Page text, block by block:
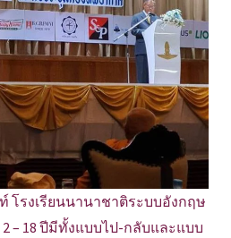
โรงเรียนนานาชาติระบบอังกฤษ
– 18 ปีมีทั้งแบบไป-กลับและแบบ